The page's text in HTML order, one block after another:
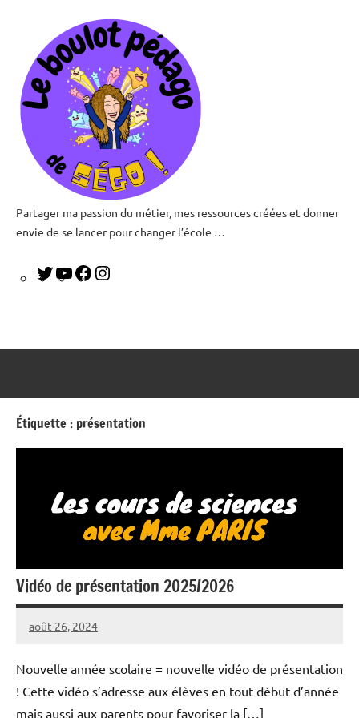
Le
boulot
Partager ma passion du métier, mes ressources créées et donner
envie de se lancer pour changer l’école …
Étiquette : présentation
Vidéo de présentation 2025/2026
août 26, 2024
Seg0_La_Vraie
1
Nouvelle année scolaire = nouvelle vidéo de présentation
! Cette vidéo s’adresse aux élèves en tout début d’année
mais aussi aux parents pour favoriser la […]